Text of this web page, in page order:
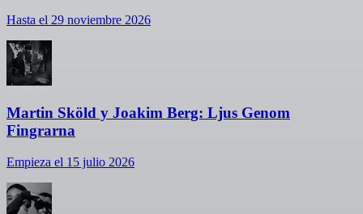
Hasta el 29 noviembre 2026
Martin Sköld y Joakim Berg: Ljus Genom
Fingrarna
Empieza el 15 julio 2026